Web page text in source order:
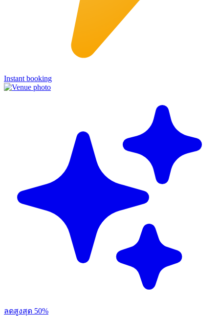
Instant booking
ลดสูงสุด 50%